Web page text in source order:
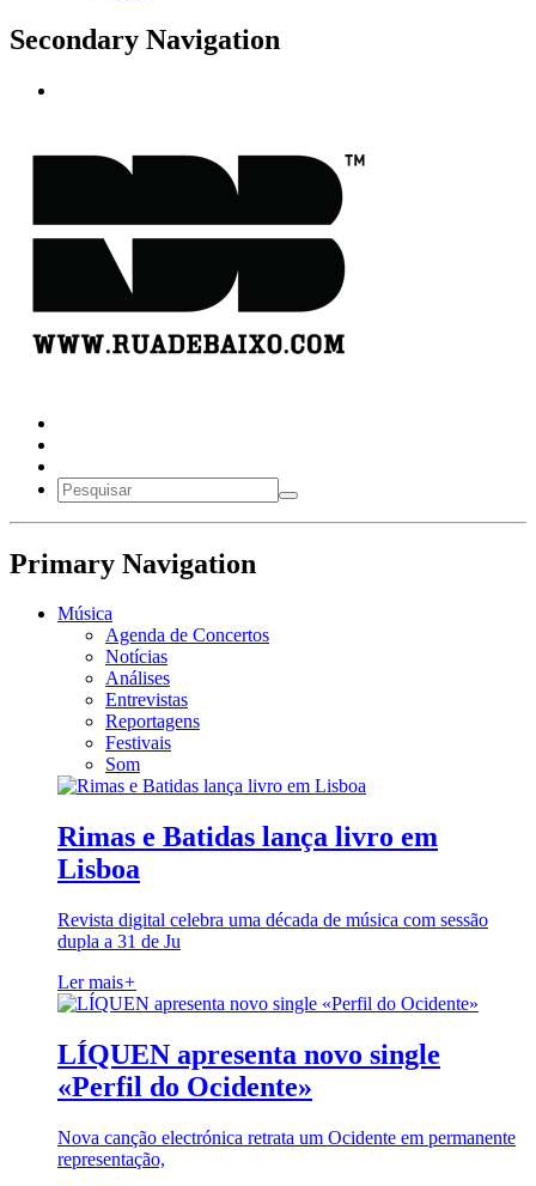
Secondary Navigation
Primary Navigation
Música
Agenda de Concertos
Notícias
Análises
Entrevistas
Reportagens
Festivais
Som
Rimas e Batidas lança livro em
Lisboa
Revista digital celebra uma década de música com sessão
dupla a 31 de Ju
Ler mais+
LÍQUEN apresenta novo single
«Perfil do Ocidente»
Nova canção electrónica retrata um Ocidente em permanente
representação,